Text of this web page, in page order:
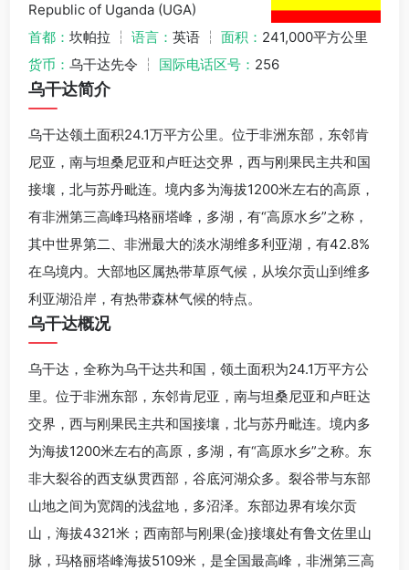
Republic of Uganda (UGA)
首都： 坎帕拉 ┆ 语言： 英语 ┆ 面积： 241,000平方公里
货币： 乌干达先令 ┆ 国际电话区号： 256
乌干达简介
乌干达领土面积24.1万平方公里。位于非洲东部，东邻肯
尼亚，南与坦桑尼亚和卢旺达交界，西与刚果民主共和国
接壤，北与苏丹毗连。境内多为海拔1200米左右的高原，
有非洲第三高峰玛格丽塔峰，多湖，有“高原水乡”之称，
其中世界第二、非洲最大的淡水湖维多利亚湖，有42.8%
在乌境内。大部地区属热带草原气候，从埃尔贡山到维多
利亚湖沿岸，有热带森林气候的特点。
乌干达概况
乌干达，全称为乌干达共和国，领土面积为24.1万平方公
里。位于非洲东部，东邻肯尼亚，南与坦桑尼亚和卢旺达
交界，西与刚果民主共和国接壤，北与苏丹毗连。境内多
为海拔1200米左右的高原，多湖，有“高原水乡”之称。东
非大裂谷的西支纵贯西部，谷底河湖众多。裂谷带与东部
山地之间为宽阔的浅盆地，多沼泽。东部边界有埃尔贡
山，海拔4321米；西南部与刚果(金)接壤处有鲁文佐里山
脉，玛格丽塔峰海拔5109米，是全国最高峰，非洲第三高